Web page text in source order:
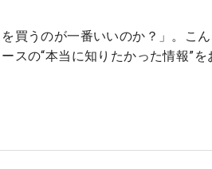
買うのが一番いいのか？」。こ
の“本当に知りたかった情報”を